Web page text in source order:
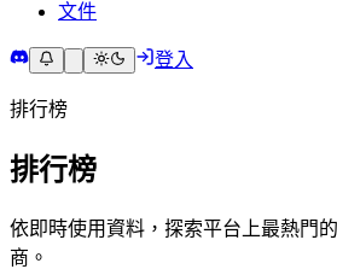
文件
登入
排行榜
排行榜
依即時使用資料，探索平台上最熱門
商。